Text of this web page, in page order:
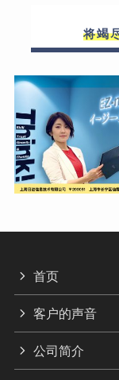
将竭
首页
客户的声音
公司简介